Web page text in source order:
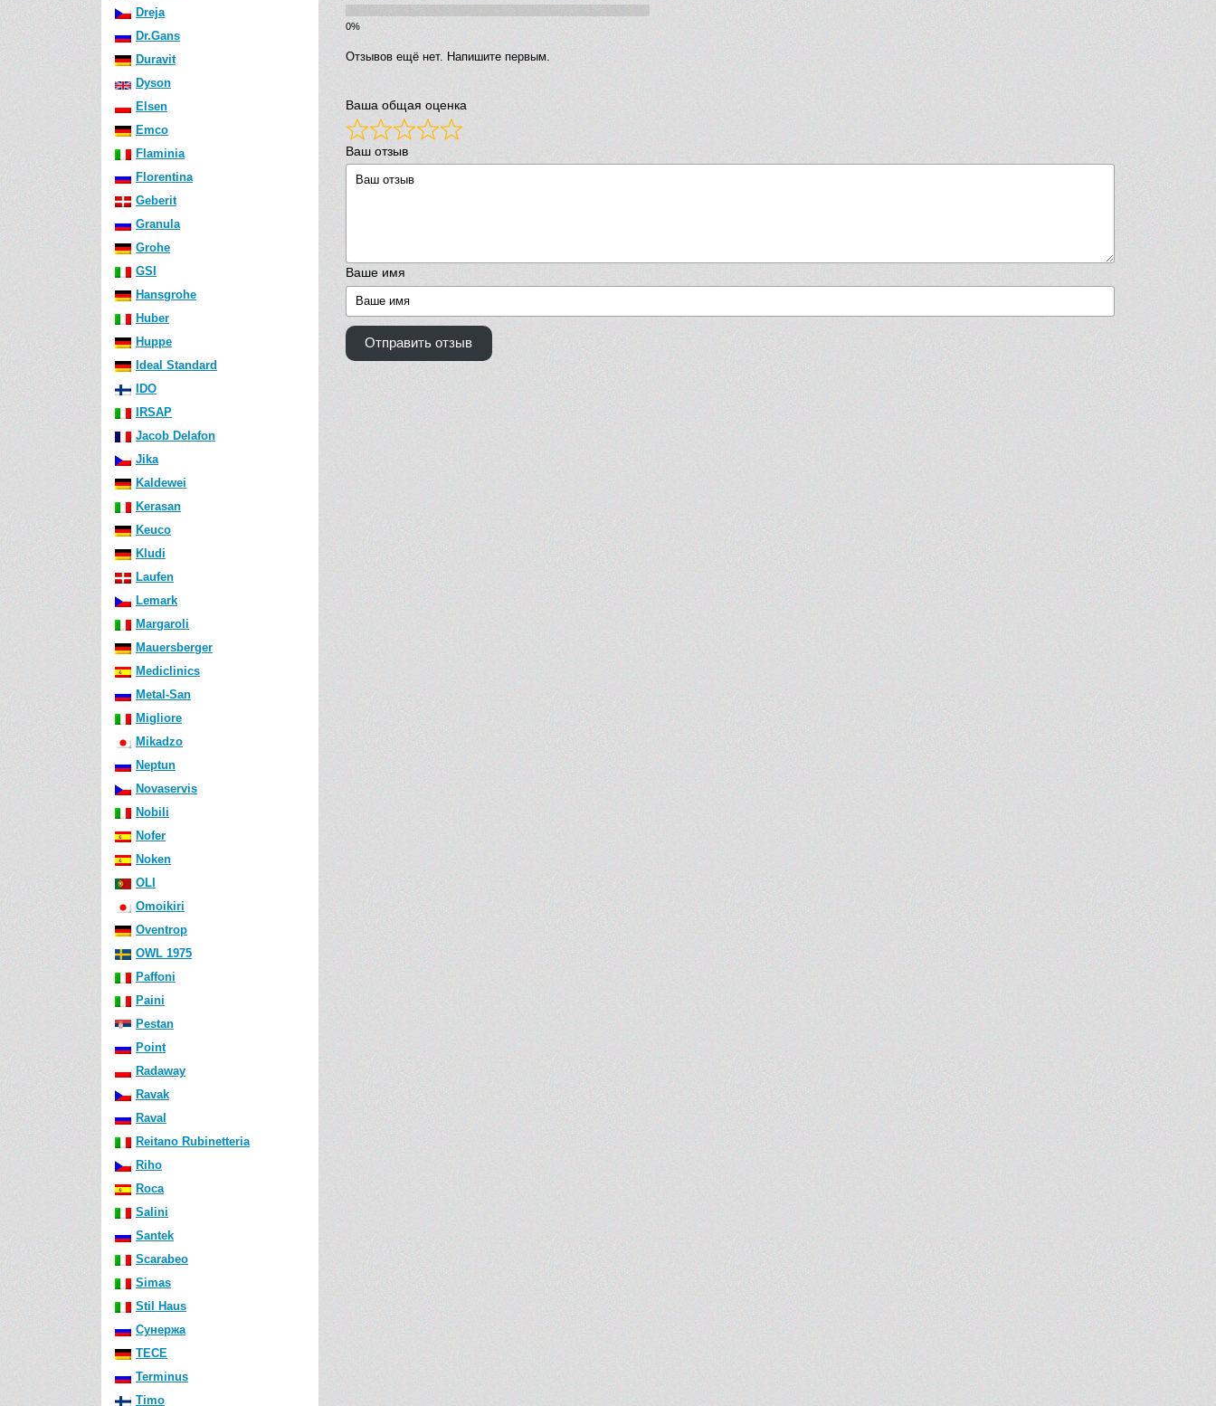
Dreja
Dr.Gans
Duravit
Dyson
Elsen
Emco
Flaminia
Florentina
Geberit
Granula
Grohe
GSI
Hansgrohe
Huber
Huppe
Ideal Standard
IDO
IRSAP
Jacob Delafon
Jika
Kaldewei
Kerasan
Keuco
Kludi
Laufen
Lemark
Margaroli
Mauersberger
Mediclinics
Metal-San
Migliore
Mikadzo
Neptun
Novaservis
Nobili
Nofer
Noken
OLI
Omoikiri
Oventrop
OWL 1975
Paffoni
Paini
Pestan
Point
Radaway
Ravak
Raval
Reitano Rubinetteria
Riho
Roca
Salini
Santek
Scarabeo
Simas
Stil Haus
Сунержа
TECE
Terminus
Timo
Отзывов ещё нет. Напишите первым.
Ваша общая оценка
Ваш отзыв
Ваше имя
Отправить отзыв